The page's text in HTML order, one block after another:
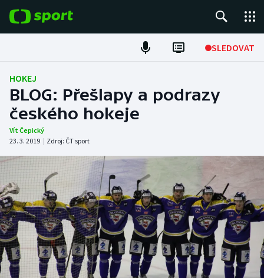
SLEDOVAT
Fotbal
Hokej
Tenis
Atletika
Cyklistika
DALŠÍ SPORTY
Americký fotbal
Baseball a softbal
NEPŘEHLÉDNĚTE
Soutěže
HOKEJ
BLOG: Přešlapy a podrazy
českého hokeje
Vít Čepický
23. 3. 2019 | Zdroj: ČT sport